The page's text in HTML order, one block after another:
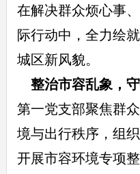
在解决群众烦心事
际行动中，全力绘
城区新风貌。
整治市容乱象，守
第一党支部聚焦群
境与出行秩序，组
开展市容环境专项